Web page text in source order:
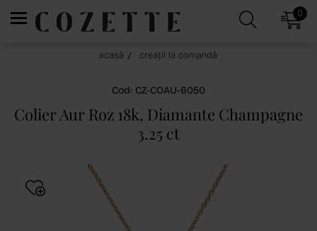
0
acasă creații la comandă
Cod: CZ-COAU-6050
Colier Aur Roz 18k, Diamante Champagne
3.25 ct